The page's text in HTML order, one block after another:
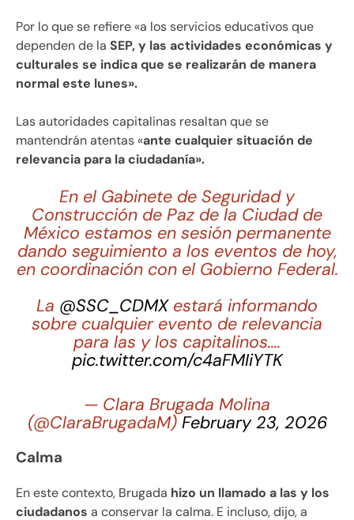
Por lo que se refiere «a los servicios educativos que
dependen de la SEP, y las actividades económicas y
culturales se indica que se realizarán de manera
normal este lunes».
Las autoridades capitalinas resaltan que se
mantendrán atentas «ante cualquier situación de
relevancia para la ciudadanía».
En el Gabinete de Seguridad y
Construcción de Paz de la Ciudad de
México estamos en sesión permanente
dando seguimiento a los eventos de hoy,
en coordinación con el Gobierno Federal.
La @SSC_CDMXestará informando
sobre cualquier evento de relevancia
para las y los capitalinos.…
pic.twitter.com/c4aFMIiYTK
— Clara Brugada Molina
(@ClaraBrugadaM) February 23, 2026
Calma
En este contexto, Brugada hizo un llamado a las y los
ciudadanos a conservar la calma. E incluso, dijo, a